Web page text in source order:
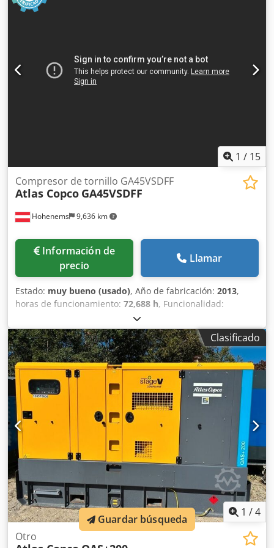
1 / 15
Hohenems 9,636 km
Compresor de tornillo GA45VSDFF
Atlas Copco GA45VSDFF
Información de
precio
Llamar
Estado: muy bueno (usado), Año de fabricación: 2013,
horas de funcionamiento: 72,688 h, Funcionalidad:
, Compresor de tornillo Atlas Copco
GA45VSDFF Inversor y secador integrados. 45 kW 12,75 bar
8,67 m³/min Chsdpsznlx Sofx Alwea Año de fabricación:
2013 Horas de funcionamiento: 72.688 h
Clasificado
1 /4
Otro
Guardar búsqueda